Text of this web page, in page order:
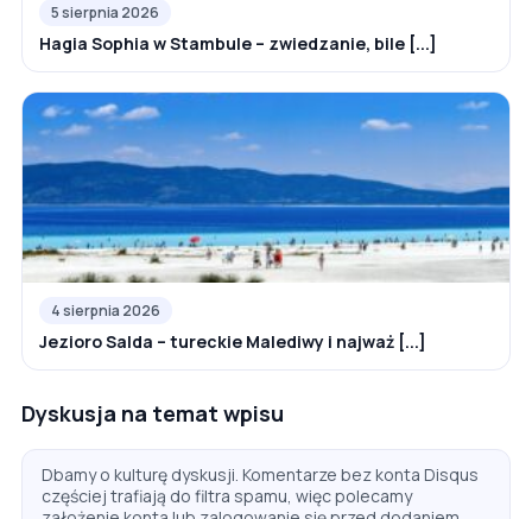
5 sierpnia 2026
Hagia Sophia w Stambule – zwiedzanie, bile [...]
4 sierpnia 2026
Jezioro Salda – tureckie Malediwy i najważ [...]
Dyskusja na temat wpisu
Dbamy o kulturę dyskusji. Komentarze bez konta Disqus
częściej trafiają do filtra spamu, więc polecamy